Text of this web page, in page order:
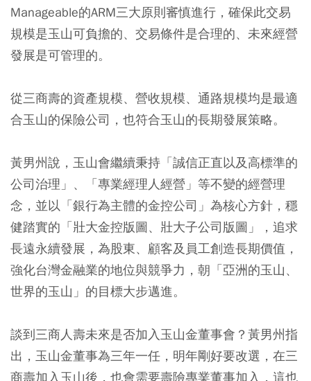
Manageable的ARM三大原則審慎進行，確保此交易
規模是玉山可負擔的、交易條件是合理的、未來經營
發展是可管理的。
從三商壽的資產規模、營收規模、通路規模均是最適
合玉山的保險公司，也符合玉山的長期發展策略。
黃男州說，玉山會繼續秉持「誠信正直以及高標準的
公司治理」、「專業經理人經營」等不變的經營理
念，並以「銀行為主體的金控公司」為核心方針，穩
健踏實的「壯大金控版圖、壯大子公司版圖」，追求
長遠永續發展，為股東、顧客及員工創造長期價值，
強化台灣金融業的地位與競爭力，朝「亞洲的玉山、
世界的玉山」的目標大步邁進。
談到三商人壽未來是否加入玉山金董事會？黃男州指
出，玉山金董事為三年一任，明年剛好要改選，在三
商壽加入玉山後，也會需要壽險專業董事加入，這也